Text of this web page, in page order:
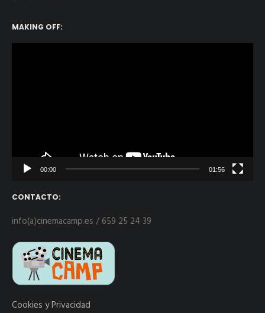
MAKING OFF:
00:00 01:56
CONTACTO:
info(a)cinemacamp.es / 659 25 24 39
Cookies y Privacidad